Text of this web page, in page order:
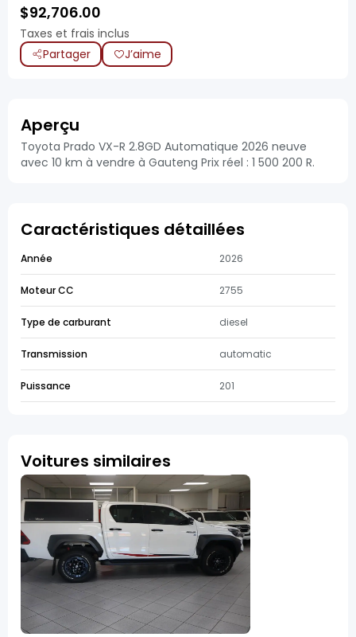
$92,706.00
Taxes et frais inclus
Partager
J’aime
Aperçu
Toyota Prado VX-R 2.8GD Automatique 2026 neuve
avec 10 km à vendre à Gauteng Prix réel : 1 500 200 R.
Caractéristiques détaillées
Année 2026
Moteur CC 2755
Type de carburant diesel
Transmission automatic
Puissance 201
Voitures similaires